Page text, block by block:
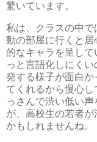
驚いています。
私は、クラスの中
動の部屋に行くと
的なキャラを呈し
っと言語化しにく
発する様子が面白
てくれるから慢心
っさんで渋い低い
が、高校生の若者
かもしれませんね。